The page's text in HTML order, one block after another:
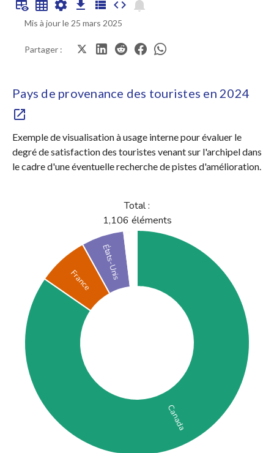
Mis à jour le 25 mars 2025
Partager :
Pays de provenance des touristes en 2024
Exemple de visualisation à usage interne pour évaluer le
degré de satisfaction des touristes venant sur l'archipel dans
le cadre d'une éventuelle recherche de pistes d'amélioration.